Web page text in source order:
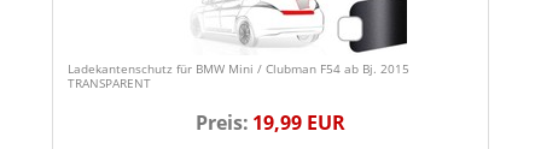
Ladekantenschutz für BMW Mini / Clubman F54 ab Bj. 2015
TRANSPARENT
Preis: 19,99 EUR